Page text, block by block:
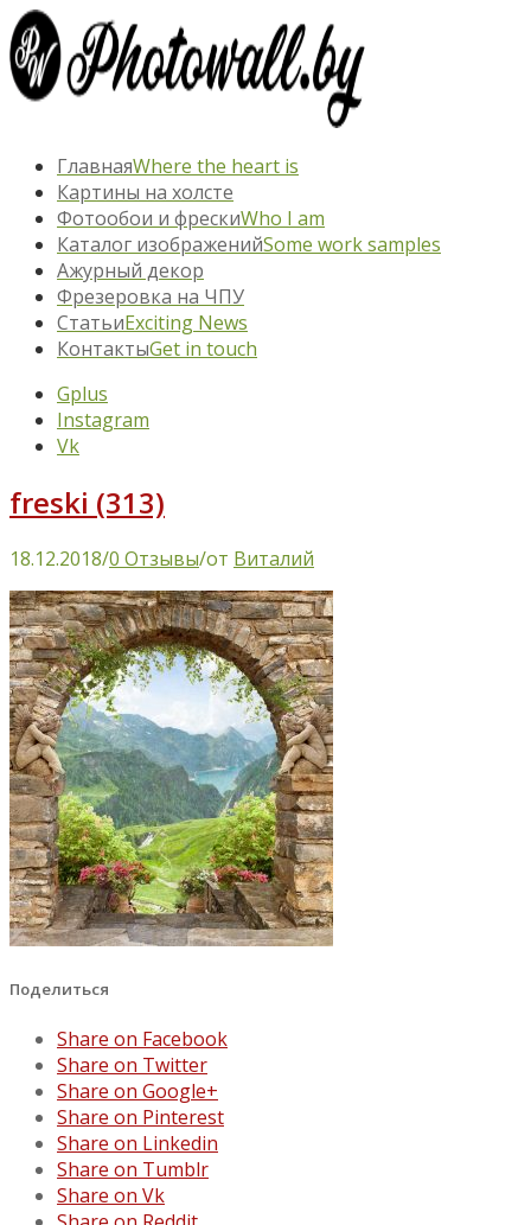
ГлавнаяWhere the heart is
Картины на холсте
Фотообои и фрескиWho I am
Каталог изображенийSome work samples
Ажурный декор
Фрезеровка на ЧПУ
СтатьиExciting News
КонтактыGet in touch
Gplus
Instagram
Vk
freski (313)
18.12.2018/0 Отзывы/от Виталий
Поделиться
Share on Facebook
Share on Twitter
Share on Google+
Share on Pinterest
Share on Linkedin
Share on Tumblr
Share on Vk